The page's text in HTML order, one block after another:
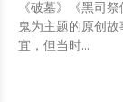
《破墓》《黑司
鬼为主题的原创
宜，但当时...